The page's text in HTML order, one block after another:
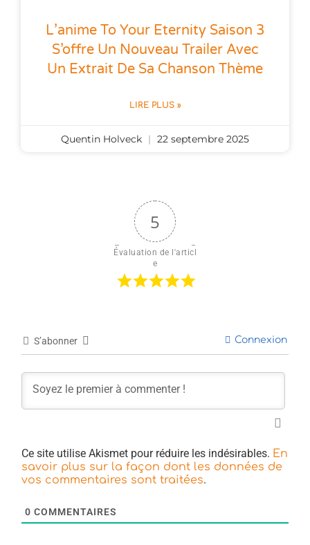
L’anime To Your Eternity Saison 3
S’offre Un Nouveau Trailer Avec
Un Extrait De Sa Chanson Thème
LIRE PLUS »
Quentin Holveck 22 septembre 2025
5
Évaluation de l'articl
e
S’abonner Connexion
Ce site utilise Akismet pour réduire les indésirables. En
savoir plus sur la façon dont les données de
vos commentaires sont traitées.
0 COMMENTAIRES